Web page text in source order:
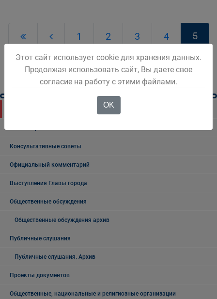
1 2 3 4 5
Консультативные советы
Официальный комментарий
Выступления Главы города
Общественные обсуждения
Общественные обсуждения архив
Публичные слушания
Публичные слушания. Архив
Проекты документов
Общественные, национальные и религиозные организации
Этот сайт использует cookie для хранения данных.
Продолжая использовать сайт, Вы даете свое
согласие на работу с этими файлами.
OK